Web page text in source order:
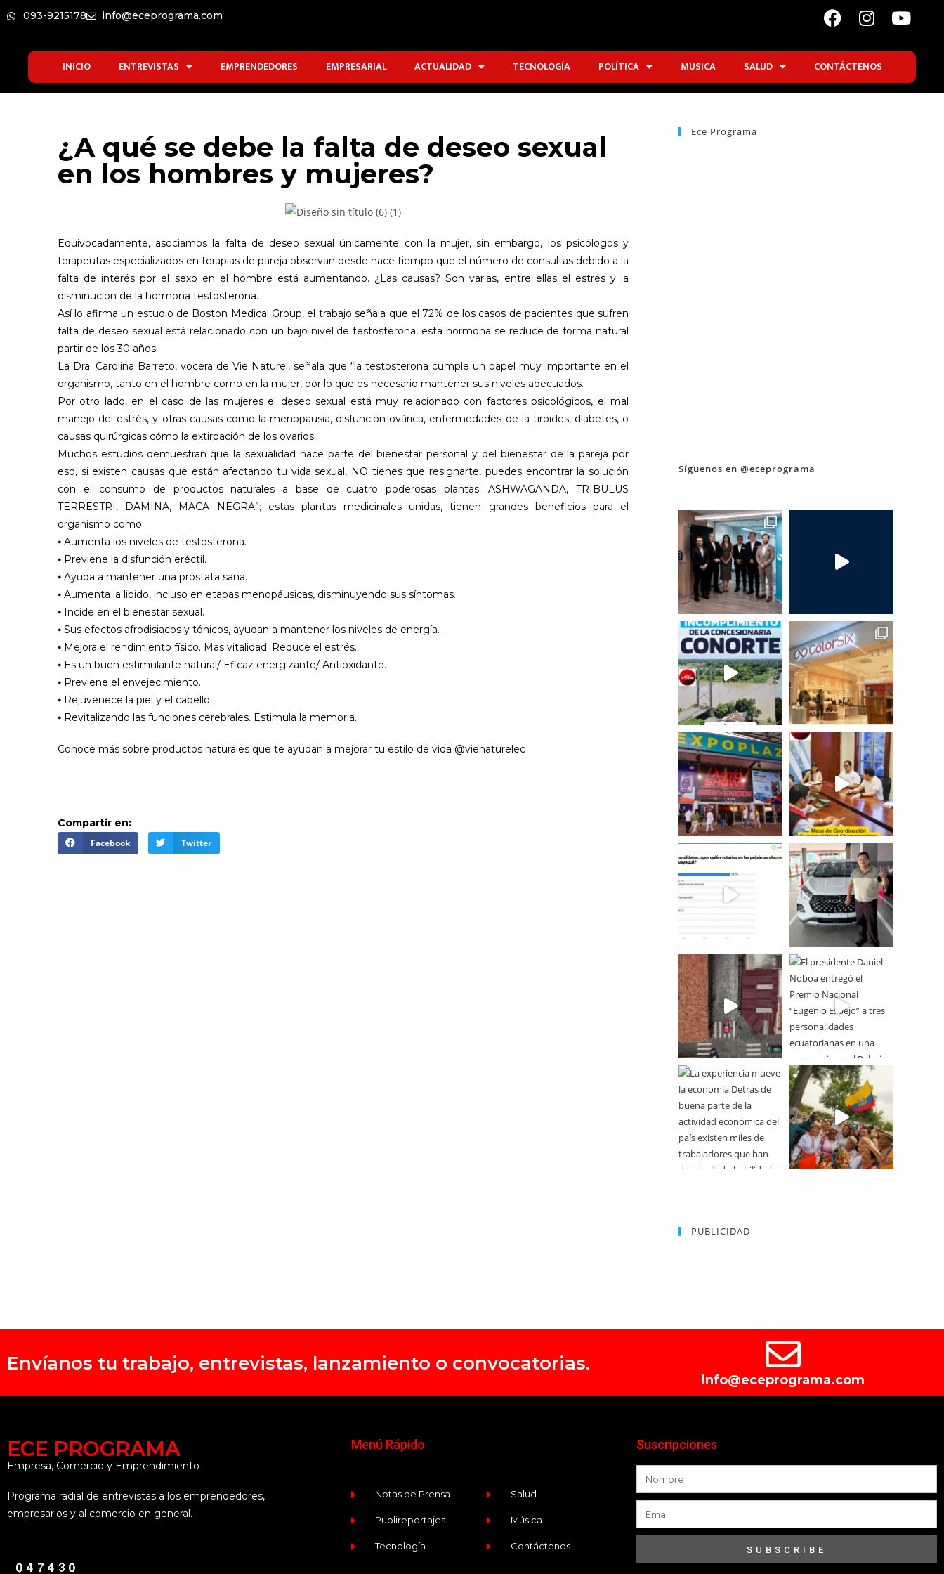
093-9215178 info@eceprograma.com
INICIO ENTREVISTAS EMPRENDEDORES EMPRESARIAL ACTUALIDAD TECNOLOGÍA POLÍTICA MUSICA SALUD CONTÁCTENOS
¿A qué se debe la falta de deseo sexual
en los hombres y mujeres?
Equivocadamente, asociamos la falta de deseo sexual únicamente con la mujer, sin embargo, los psicólogos y
terapeutas especializados en terapias de pareja observan desde hace tiempo que el número de consultas debido a la
falta de interés por el sexo en el hombre está aumentando. ¿Las causas? Son varias, entre ellas el estrés y la
disminución de la hormona testosterona.
Así lo afirma un estudio de Boston Medical Group, el trabajo señala que el 72% de los casos de pacientes que sufren
falta de deseo sexual está relacionado con un bajo nivel de testosterona, esta hormona se reduce de forma natural
partir de los 30 años.
La Dra. Carolina Barreto, vocera de Vie Naturel, señala que “la testosterona cumple un papel muy importante en el
organismo, tanto en el hombre como en la mujer, por lo que es necesario mantener sus niveles adecuados.
Por otro lado, en el caso de las mujeres el deseo sexual está muy relacionado con factores psicológicos, el mal
manejo del estrés, y otras causas como la menopausia, disfunción ovárica, enfermedades de la tiroides, diabetes, o
causas quirúrgicas cómo la extirpación de los ovarios.
Muchos estudios demuestran que la sexualidad hace parte del bienestar personal y del bienestar de la pareja por
eso, si existen causas que están afectando tu vida sexual, NO tienes que resignarte, puedes encontrar la solución
con el consumo de productos naturales a base de cuatro poderosas plantas: ASHWAGANDA, TRIBULUS
TERRESTRI, DAMINA, MACA NEGRA”; estas plantas medicinales unidas, tienen grandes beneficios para el
organismo como:
⦁ Aumenta los niveles de testosterona.
⦁ Previene la disfunción eréctil.
⦁ Ayuda a mantener una próstata sana.
⦁ Aumenta la libido, incluso en etapas menopáusicas, disminuyendo sus síntomas.
⦁ Incide en el bienestar sexual.
⦁ Sus efectos afrodisiacos y tónicos, ayudan a mantener los niveles de energía.
⦁ Mejora el rendimiento físico. Mas vitalidad. Reduce el estrés.
⦁ Es un buen estimulante natural/ Eficaz energizante/ Antioxidante.
⦁ Previene el envejecimiento.
⦁ Rejuvenece la piel y el cabello.
⦁ Revitalizando las funciones cerebrales. Estimula la memoria.
Conoce más sobre productos naturales que te ayudan a mejorar tu estilo de vida @vienaturelec
Compartir en:
Facebook Twitter
Ece Programa
Síguenos en @eceprograma
PUBLICIDAD
Envíanos tu trabajo, entrevistas, lanzamiento o convocatorias.
info@eceprograma.com
ECE PROGRAMA
Empresa, Comercio y Emprendimiento
Programa radial de entrevistas a los emprendedores,
empresarios y al comercio en general.
Menú Rápido
Notas de Prensa
Publireportajes
Tecnología
Salud
Música
Contáctenos
Suscripciones
SUBSCRIBE